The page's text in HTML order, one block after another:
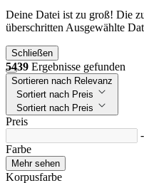
Deine Datei ist zu groß! Die
überschritten Ausgewählte
Schließen
5439 Ergebnisse gefunden
Sortieren nach Relevanz
Sortiert nach Preis
Sortiert nach Preis
Preis
-
Farbe
Mehr sehen
Korpusfarbe